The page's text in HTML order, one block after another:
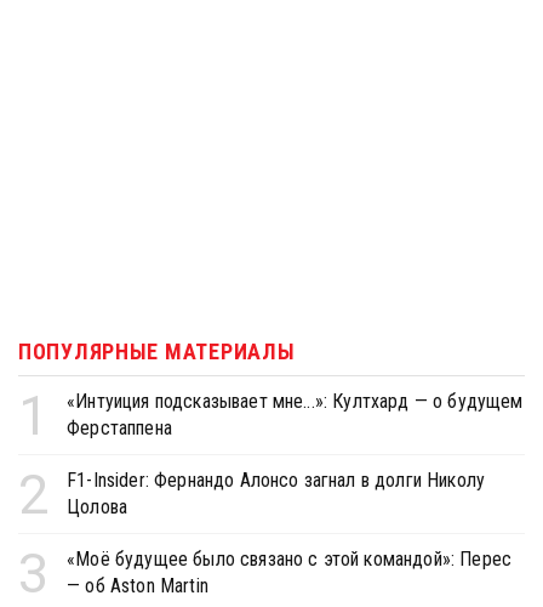
ПОПУЛЯРНЫЕ МАТЕРИАЛЫ
1
«Интуиция подсказывает мне...»: Култхард — о будущем
Ферстаппена
2
F1-Insider: Фернандо Алонсо загнал в долги Николу
Цолова
3
«Моё будущее было связано с этой командой»: Перес
— об Aston Martin